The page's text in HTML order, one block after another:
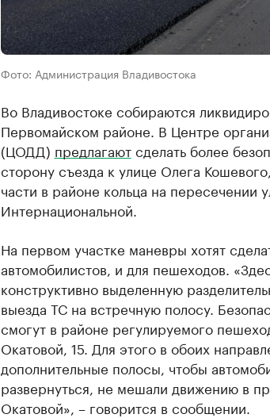
Фото: Администрация Владивостока
Во Владивостоке собираются
Первомайском районе. В Центре
(ЦОДД) предлагаютсделать более
сторону съезда к улице Олега
части в районе кольца на пересечении
Интернациональной.
На первом участке маневры хотят
автомобилистов, и для пешеходов.
конструктивно выделенную
выезда ТС на встречную полосу.
смогут в районе регулируемого
Окатовой, 15. Для этого в обоих
дополнительные полосы, чтобы
развернуться, не мешали движению в
Окатовой», – говорится в сообщении.